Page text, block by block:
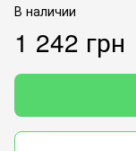
В наличии
1 242 грн